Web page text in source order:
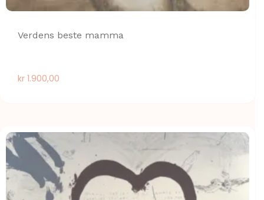
Verdens beste mamma
kr 1.900,00